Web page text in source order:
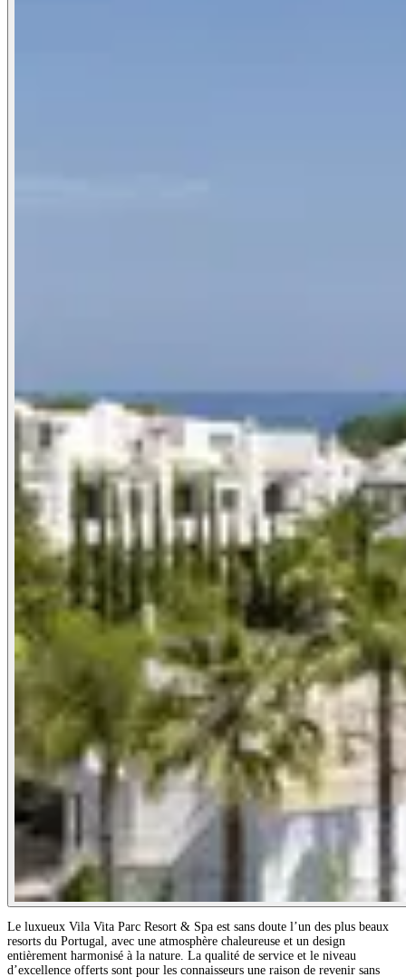
Le luxueux Vila Vita Parc Resort & Spa est sans doute l’un des plus beaux
resorts du Portugal, avec une atmosphère chaleureuse et un design
entièrement harmonisé à la nature. La qualité de service et le niveau
d’excellence offerts sont pour les connaisseurs une raison de revenir sans